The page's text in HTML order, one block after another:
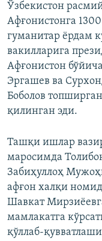
Ўзбекистон
Афғонистонга
гуманитар ёрдам
вакилларига
Афғонистон
Эргашев ва
Боболов
қилинган эди.
Ташқи ишлар
маросимда
Забиҳуллоҳ
афғон халқи
Шавкат
мамлакатга
қўллаб-